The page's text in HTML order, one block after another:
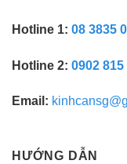
Hotline 1: 08 3835
Hotline 2: 0902 815
Email:
HƯỚNG DẪN